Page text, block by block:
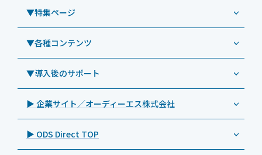
Androidタブレット TA2C-NF8BL
Androidタブレット TA2C-CS8
Androidタブレット TA2C-CS8BL
Androidタブレット TA2C-DR94G
Androidタブレット TA2C-M8AC
Androidタブレット TA2C-M8
社内ヘルプデスク代行サービス
教育機関向けiPad管理運用パック
教育機関向けICT支援ソリューション
教育機関向けネットワーク機器導入保守
キッティング
自治体向けDXソリューションサービス
法人向けiPad修理＆デバイス買取サービス
PHILIPS（フィリップス）
DynaScan（ダイナスキャン）
SAMSUNG（サムスン）
Goodview（グッドビュー）
Cloudpoint（クラウドポイント）
BenQ（ベンキュー）
Magconn（マグコン）
事例：業務用タブレット端末
事例：業務用サイネージ・プロジェクター
事例：業務用オーディオ・その他AV機器
事例：サービス
業務効率化アプリ「NFCオプティマイザー」
サポート支援アプリ「ログ送信アプリ」
MDMアプリ「Tablet Control」
▼特集ページ
業務用タブレット
>特長1：USB Type-Aポート
>特長2：microHDMIポート
>特長3：AC常時給電タイプ
>飲食向けタブレット
>ホテル向けタブレット
▼各種コンテンツ
特集記事
製品カタログ
プレスリリース
製品写真
▼導入後のサポート
オーディーエスPCカスタマーセンター
▶ 企業サイト／オーディーエス株式会社
▶ ODS Direct TOP